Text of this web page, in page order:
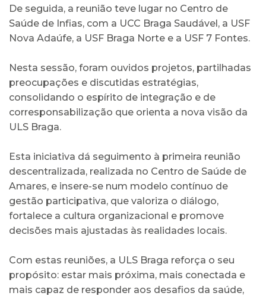
De seguida, a reunião teve lugar no Centro de
Saúde de Infias, com a UCC Braga Saudável, a USF
Nova Adaúfe, a USF Braga Norte e a USF 7 Fontes.
Nesta sessão, foram ouvidos projetos, partilhadas
preocupações e discutidas estratégias,
consolidando o espírito de integração e de
corresponsabilização que orienta a nova visão da
ULS Braga.
Esta iniciativa dá seguimento à primeira reunião
descentralizada, realizada no Centro de Saúde de
Amares, e insere-se num modelo contínuo de
gestão participativa, que valoriza o diálogo,
fortalece a cultura organizacional e promove
decisões mais ajustadas às realidades locais.
Com estas reuniões, a ULS Braga reforça o seu
propósito: estar mais próxima, mais conectada e
mais capaz de responder aos desafios da saúde,